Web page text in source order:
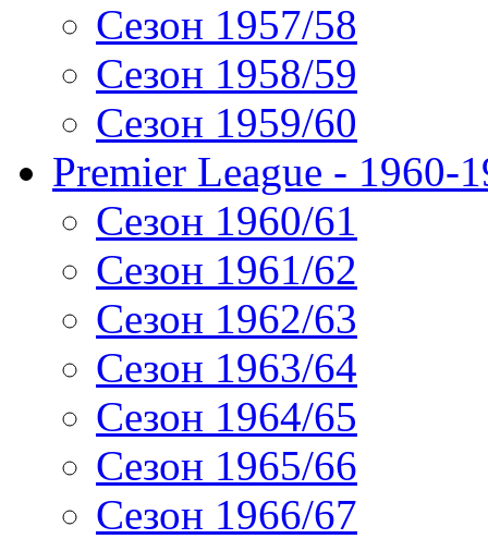
Сезон 1957/58
Сезон 1958/59
Сезон 1959/60
Premier League - 1960-
Сезон 1960/61
Сезон 1961/62
Сезон 1962/63
Сезон 1963/64
Сезон 1964/65
Сезон 1965/66
Сезон 1966/67